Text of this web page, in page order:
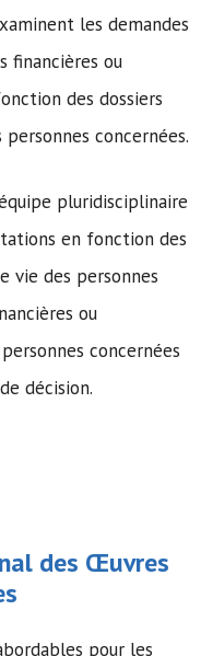
les demandes
financières ou
des dossiers
concernées.
pluridisciplinaire
en fonction des
vie des personnes
ou
concernées
décision.
des Œuvres
pour les